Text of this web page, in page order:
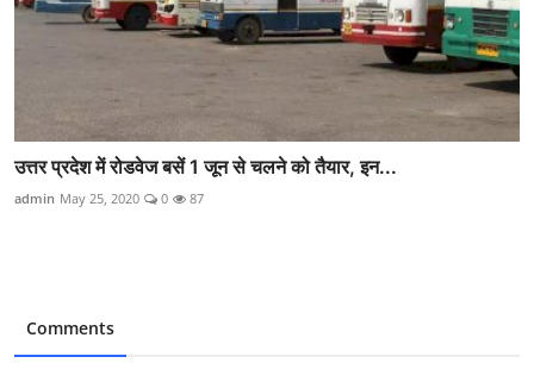
उत्तर प्रदेश में रोडवेज बसें 1 जून से चलने को तैयार, इन...
admin May 25, 2020 0 87
Comments